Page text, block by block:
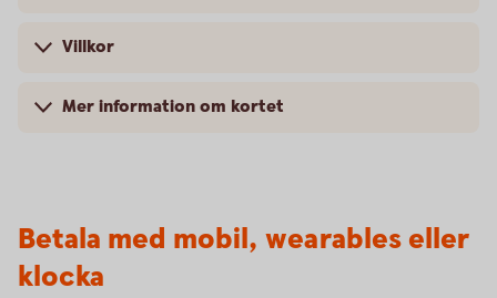
Villkor
Mer information om kortet
Betala med mobil, wearables eller
klocka